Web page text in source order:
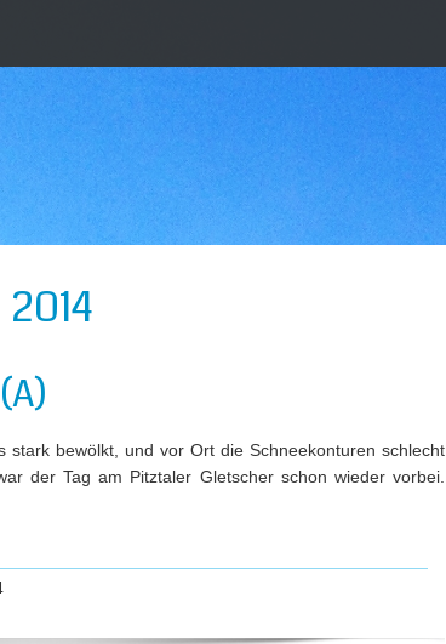
bewölkt, und vor Ort die Schneekonturen schlecht
der Tag am Pitztaler Gletscher schon wieder vorbei.